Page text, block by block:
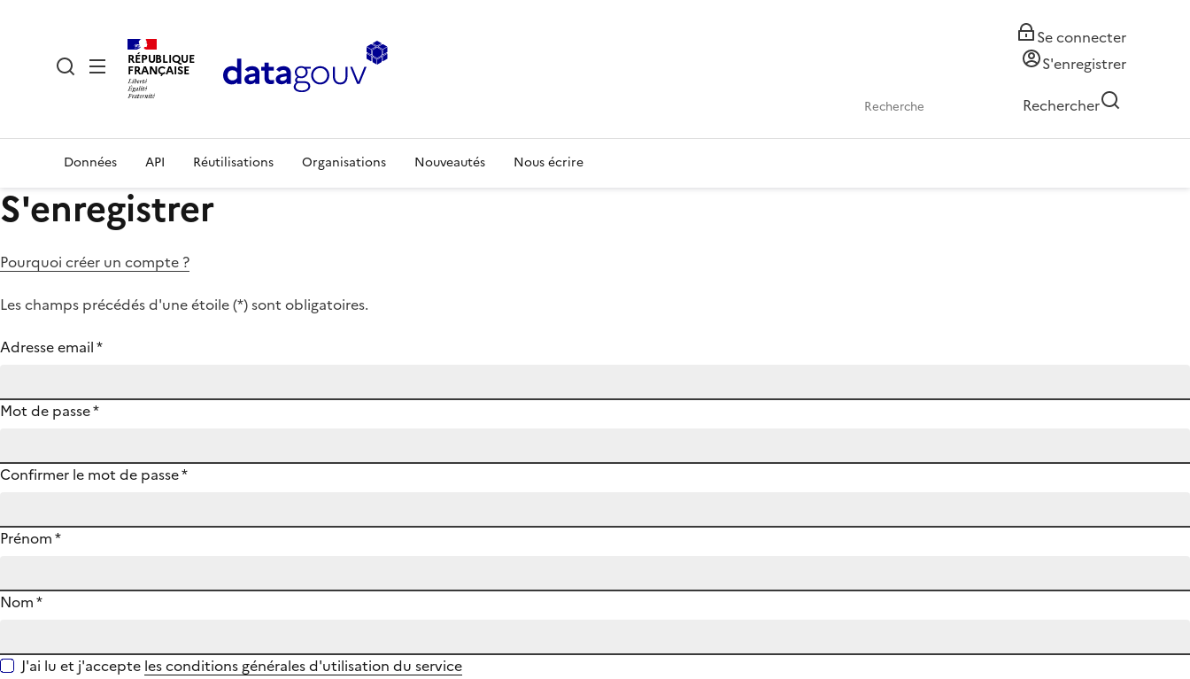
RÉPUBLIQUE
FRANÇAISE
Se connecter
S'enregistrer
Rechercher
Données API Réutilisations Organisations Nouveautés Nous écrire
S'enregistrer
Pourquoi créer un compte ?
Les champs précédés d'une étoile (*) sont obligatoires.
Adresse email*
Mot de passe*
Confirmer le mot de passe*
Prénom*
Nom*
J'ai lu et j'accepte les conditions générales d'utilisation du service